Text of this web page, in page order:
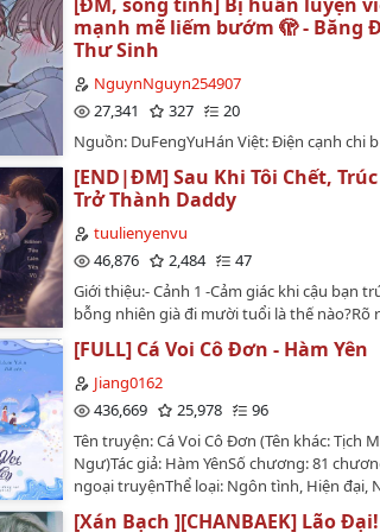
mười năm, cuối cùng cũng đợi được người.
xảy ra biến cố, bằng năng lực của bản
công ôm được mỹ nhân về.Sau khi kết
Sùng không dám làm gì với bông hoa cao
vì sợ quấy nhiễu đến giấc ngủ của Hạ Thư
ngủ. Ở trong lòng Chu Sùng, có thể cùng
Kiều kết hôn đã là phúc phận ba đời, sao
đòi hỏi thêm.Nhưng không ngờ biến cố
lại bị chính đoá hoa ấy đè ra đụ.…
mạnh mẽ liếm bướm 🫣 - Băng
Thư Sinh
NguynNguyn254907
27,341
327
20
Nguồn: DuFengYuHán Việt: Điện cạnh chi
Thư SinhTình trạng: Hoàn thànhNguyên
nam nam / hiện đại / cao H / khôi hài / mỹ
/ phúc hắc côngTiêu Dã phúc hắc cao lãnh
luyện viên công X Cố Lam tinh bột bức
chiến đội, chính là huấn luyện viên nhưng
ước hằn bức.Đi cốt truyện ngọt sủng liếm
hoa thức liểm bức + các loại đạo cụ dạy
Mình chỉ dịch truyện đọc theo sở thích,
cho phép của tg hay người dịch nên nếu
gì mình sẽ xóa truyện ngay…
[END|ĐM] Sau Khi Tôi Chết,
Trở Thành Daddy
tuulienyenvu
46,876
2,484
47
Giới thiệu:- Cảnh 1 -Cảm giác khi cậu bạn
bỗng nhiên già đi mười tuổi là thế nào?Rõ
game, vậy mà chỉ chớp mắt một cái, người
ấy đã khoác lên mình bộ âu phục phẳng
tề, khuy cổ áo sơ mi cài kín đến nấc cuối
cương lấp lánh rực rỡ đủ khiến người ta
mắt.Anh cao hơn Phương Nhiên rất nhiều.
đứng trước mặt cậu, ánh mắt anh hơi hạ
mang theo đôi chút cảm giác áp đảo của
[FULL] Cá Voi Cô Đơn - Hàm Yên
Jiang0162
436,669
25,978
96
Tên truyện: Cá Voi Cô Đơn (Tên khác: Tịch
Ngư)Tác giả: Hàm YênSố chương: 81
ngoại truyệnThể loại: Ngôn tình, Hiện đại,
[Xán Bạch ][CHANBAEK] Lão